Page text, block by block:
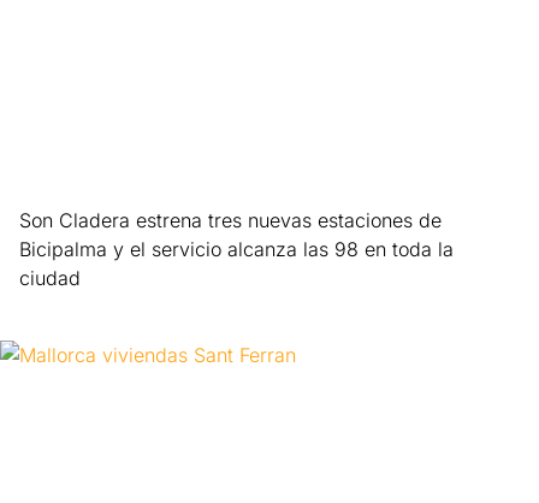
Son Cladera estrena tres nuevas estaciones de
Bicipalma y el servicio alcanza las 98 en toda la
ciudad